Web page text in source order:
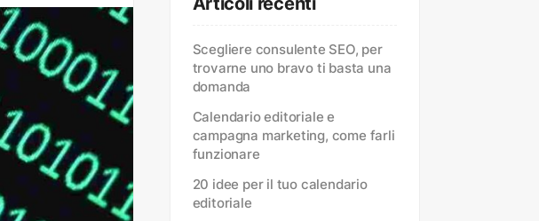
Scegliere consulente SEO, per
trovarne uno bravo ti basta una
domanda
Calendario editoriale e
campagna marketing, come farli
funzionare
20 idee per il tuo calendario
editoriale